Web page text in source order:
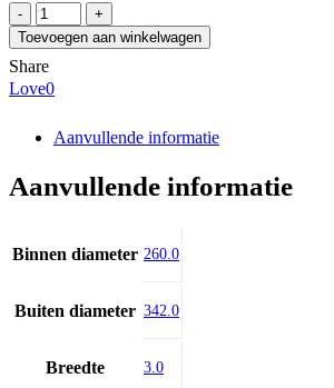
FAG
MB52
aantal
Toevoegen aan winkelwagen
Share
Love0
Aanvullende informatie
Aanvullende informatie
Binnen diameter 260.0
Buiten diameter 342.0
Breedte 3.0